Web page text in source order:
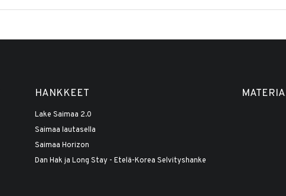
HANKKEET
Lake Saimaa 2.0
Saimaa lautasella
Saimaa Horizon
Dan Hak ja Long Stay - Etelä-Korea Selvityshanke